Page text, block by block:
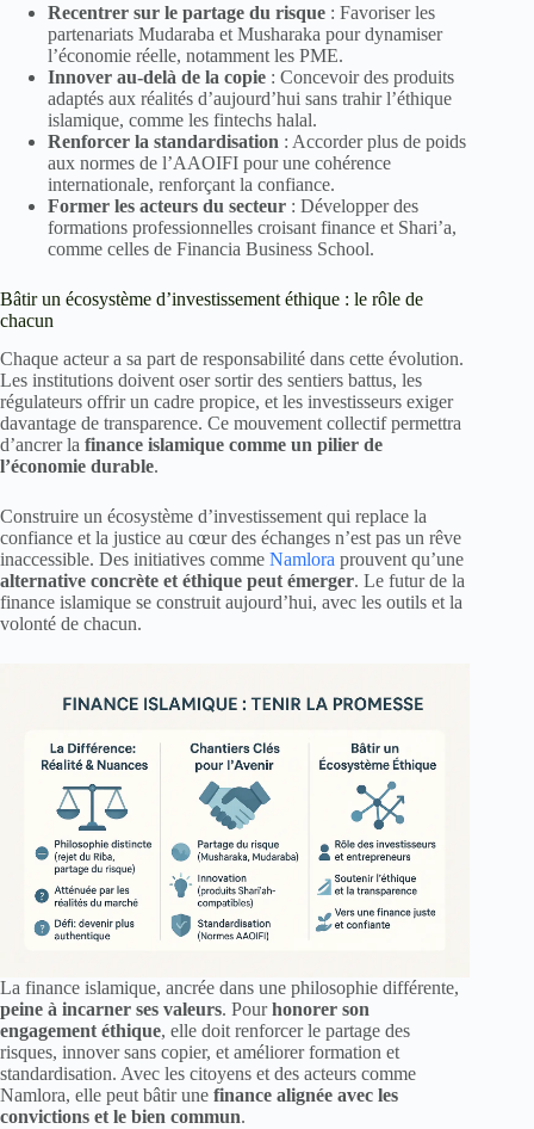
Recentrer sur le partage du risque : Favoriser les
partenariats Mudaraba et Musharaka pour dynamiser
l’économie réelle, notamment les PME.
Innover au-delà de la copie : Concevoir des produits
adaptés aux réalités d’aujourd’hui sans trahir l’éthique
islamique, comme les fintechs halal.
Renforcer la standardisation : Accorder plus de poids
aux normes de l’AAOIFI pour une cohérence
internationale, renforçant la confiance.
Former les acteurs du secteur : Développer des
formations professionnelles croisant finance et Shari’a,
comme celles de Financia Business School.
Bâtir un écosystème d’investissement éthique : le rôle de
chacun
Chaque acteur a sa part de responsabilité dans cette évolution.
Les institutions doivent oser sortir des sentiers battus, les
régulateurs offrir un cadre propice, et les investisseurs exiger
davantage de transparence. Ce mouvement collectif permettra
d’ancrer la finance islamique comme un pilier de
l’économie durable.
Construire un écosystème d’investissement qui replace la
confiance et la justice au cœur des échanges n’est pas un rêve
inaccessible. Des initiatives comme Namlora prouvent qu’une
alternative concrète et éthique peut émerger. Le futur de la
finance islamique se construit aujourd’hui, avec les outils et la
volonté de chacun.
La finance islamique, ancrée dans une philosophie différente,
peine à incarner ses valeurs. Pourhonorer son
engagement éthique, elle doit renforcer le partage des
risques, innover sans copier, et améliorer formation et
standardisation. Avec les citoyens et des acteurs comme
Namlora, elle peut bâtir une finance alignée avec les
convictions et le bien commun.